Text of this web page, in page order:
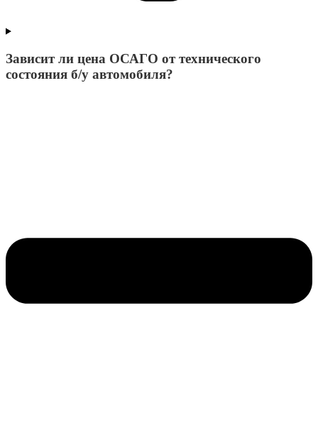
Зависит ли цена ОСАГО от технического
состояния б/у автомобиля?